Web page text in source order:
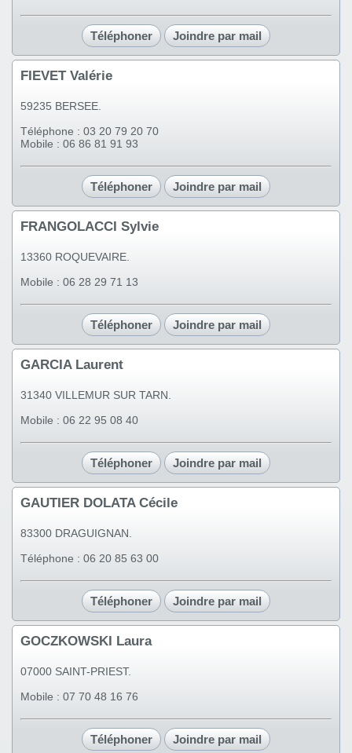
Téléphoner Joindre par mail
FIEVET Valérie
59235 BERSEE.
Téléphone : 03 20 79 20 70
Mobile : 06 86 81 91 93
Téléphoner Joindre par mail
FRANGOLACCI Sylvie
13360 ROQUEVAIRE.
Mobile : 06 28 29 71 13
Téléphoner Joindre par mail
GARCIA Laurent
31340 VILLEMUR SUR TARN.
Mobile : 06 22 95 08 40
Téléphoner Joindre par mail
GAUTIER DOLATA Cécile
83300 DRAGUIGNAN.
Téléphone : 06 20 85 63 00
Téléphoner Joindre par mail
GOCZKOWSKI Laura
07000 SAINT-PRIEST.
Mobile : 07 70 48 16 76
Téléphoner Joindre par mail